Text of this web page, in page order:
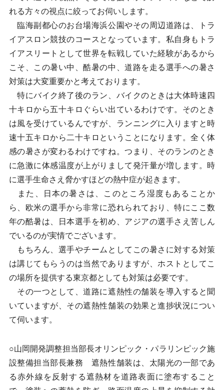
れる方々の視点に絞ってお伺いします。
臨海副都心のお台場海浜公園やその周辺道路は、トラ
イアスロン競技のコースとなっています。私自身もトラ
イアスリートとして世界を転戦していた経験があるから
こそ、この暑い中、酷暑の中、道路を走る選手への暑さ
対策は大変重要かと考えております。
特にバイク終了後のラン、バイクのときは大体時速四
十キロから五十キロぐらい出ているわけです。そのとき
は風を受けているんですが、ランニングに入りますと時
速十五キロから二十キロということになります。全く体
感の暑さが変わるわけですね。つまり、そのランのとき
に急激に体感温度が上がりまして発汗量が増します。時
に選手生命さえ脅かすほどの熱中症が起きます。
また、日本の暑さは、このところ湿度もあることか
ら、欧米の選手から非常に恐れられており、特にここ数
年の酷暑は、日本選手を初め、アジアの選手さえ苦しん
でいるのが実情でございます。
もちろん、選手やチームとしてこの暑さに対する対策
は講じてもらうのは当然でありますが、ホストとしてこ
の場所を提供する東京都としても対策は必要です。
その一つとして、道路に遮熱性の舗装を導入すると聞
いていますが、その遮熱性舗装の効果と進捗状況につい
て伺います。
○山岡開発調整担当部長オリンピック・パラリンピック施
設整備担当部長兼務 遮熱性舗装は、太陽光の一部であ
る赤外線を反射する遮熱材を道路表面に塗布すること